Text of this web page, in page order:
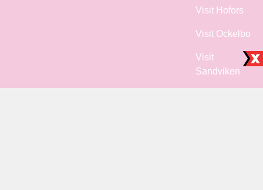
Visit Hofors
Visit Ockelbo
Visit
Sandviken